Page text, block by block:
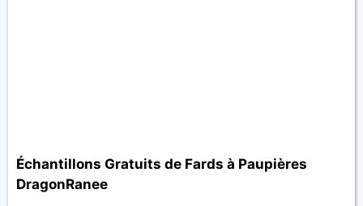
Échantillons Gratuits de Fards à Paupières
DragonRanee